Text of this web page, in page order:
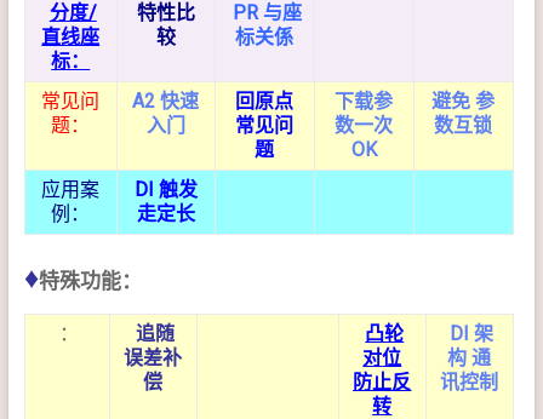
分度/
直线座
标：
特性比
较
PR 与座
标关係
常见问
题：
A2 快速
入门
回原点
常见问
题
下载参
数一次
OK
避免 参
数互锁
应用案
例：
DI 触发
走定长
♦特殊功能：
：
追随
误差补
偿
凸轮
对位
防止反
转
DI 架
构 通
讯控制